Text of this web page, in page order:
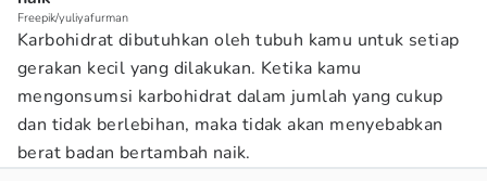
Freepik/yuliyafurman
Karbohidrat dibutuhkan oleh tubuh kamu untuk setiap
gerakan kecil yang dilakukan. Ketika kamu
mengonsumsi karbohidrat dalam jumlah yang cukup
dan tidak berlebihan, maka tidak akan menyebabkan
berat badan bertambah naik.